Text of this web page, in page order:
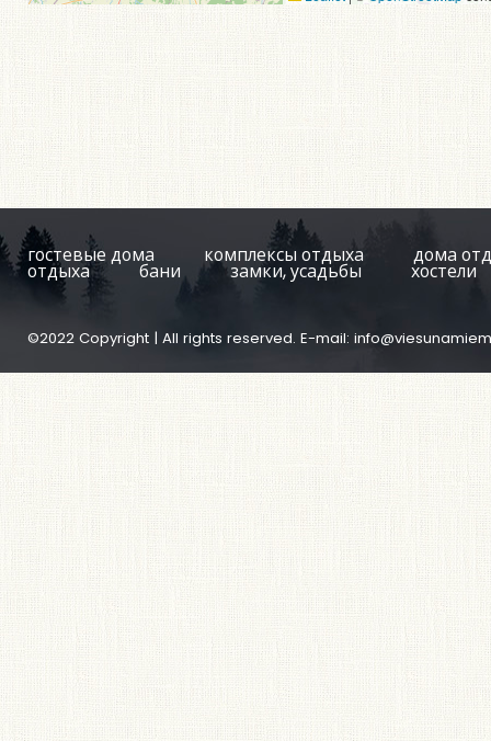
гостевые дома комплексы отдыха дома
отдыха бани замки, усадьбы хостели
©2022 Copyright | All rights reserved. E-mail: